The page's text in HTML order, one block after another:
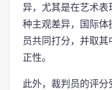
异，尤其是在艺术
种主观差异，国际体
员共同打分，并取
正性。
此外，裁判员的评